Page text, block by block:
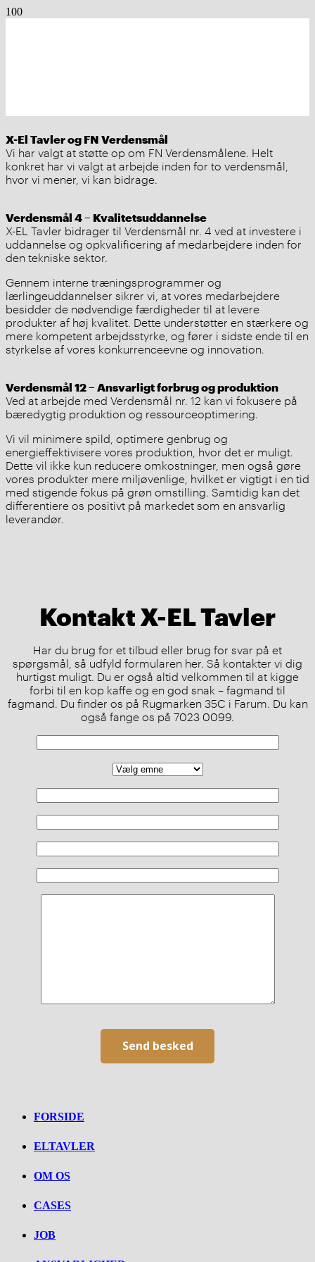
X-El Tavler og FN Verdensmål
Vi har valgt at støtte op om FN Verdensmålene. Helt
konkret har vi valgt at arbejde inden for to verdensmål,
hvor vi mener, vi kan bidrage.
Verdensmål 4 – Kvalitetsuddannelse
X-EL Tavler bidrager til Verdensmål nr. 4 ved at investere i
uddannelse og opkvalificering af medarbejdere inden for
den tekniske sektor.
Gennem interne træningsprogrammer og
lærlingeuddannelser sikrer vi, at vores medarbejdere
besidder de nødvendige færdigheder til at levere
produkter af høj kvalitet. Dette understøtter en stærkere og
mere kompetent arbejdsstyrke, og fører i sidste ende til en
styrkelse af vores konkurrenceevne og innovation.
Verdensmål 12 – Ansvarligt forbrug og produktion
Ved at arbejde med Verdensmål nr. 12 kan vi fokusere på
bæredygtig produktion og ressourceoptimering.
Vi vil minimere spild, optimere genbrug og
energieffektivisere vores produktion, hvor det er muligt.
Dette vil ikke kun reducere omkostninger, men også gøre
vores produkter mere miljøvenlige, hvilket er vigtigt i en tid
med stigende fokus på grøn omstilling. Samtidig kan det
differentiere os positivt på markedet som en ansvarlig
leverandør.
Kontakt X-EL Tavler
Har du brug for et tilbud eller brug for svar på et
spørgsmål, så udfyld formularen her. Så kontakter vi dig
hurtigst muligt. Du er også altid velkommen til at kigge
forbi til en kop kaffe og en god snak – fagmand til
fagmand. Du finder os på Rugmarken 35C i Farum. Du kan
også fange os på 7023 0099.
FORSIDE
ELTAVLER
OM OS
CASES
JOB